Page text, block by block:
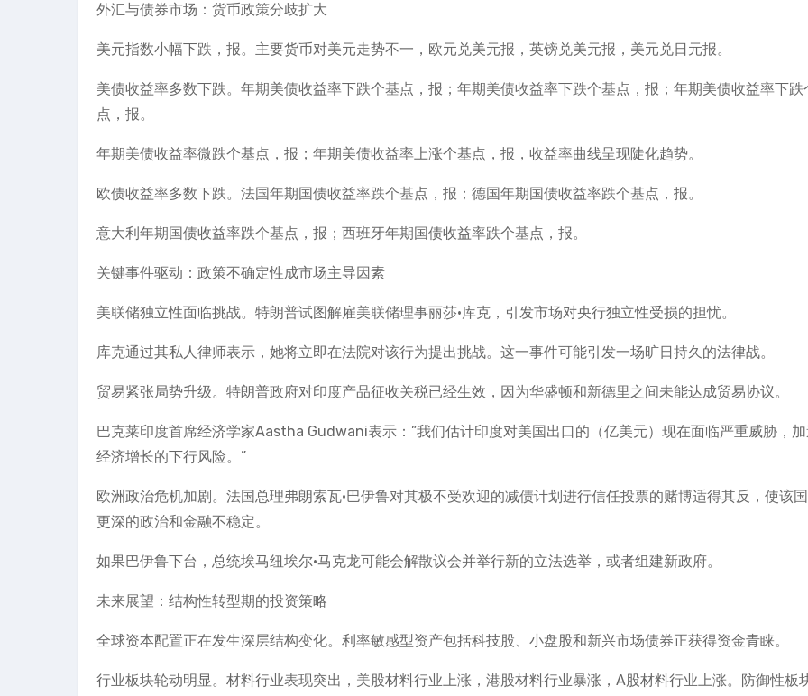
外汇与债券市场：货币政策分歧扩大
美元指数小幅下跌，报。主要货币对美元走势不一，欧元兑美元报，英镑兑美元报，美元兑日元报。
美债收益率多数下跌。年期美债收益率下跌个基点，报；年期美债收益率下跌个基点，报；年期美债收益率下跌
点，报。
年期美债收益率微跌个基点，报；年期美债收益率上涨个基点，报，收益率曲线呈现陡化趋势。
欧债收益率多数下跌。法国年期国债收益率跌个基点，报；德国年期国债收益率跌个基点，报。
意大利年期国债收益率跌个基点，报；西班牙年期国债收益率跌个基点，报。
关键事件驱动：政策不确定性成市场主导因素
美联储独立性面临挑战。特朗普试图解雇美联储理事丽莎·库克，引发市场对央行独立性受损的担忧。
库克通过其私人律师表示，她将立即在法院对该行为提出挑战。这一事件可能引发一场旷日持久的法律战。
贸易紧张局势升级。特朗普政府对印度产品征收关税已经生效，因为华盛顿和新德里之间未能达成贸易协议。
巴克莱印度首席经济学家Aastha Gudwani表示：”我们估计印度对美国出口的（亿美元）现在面临严重威胁，加
经济增长的下行风险。”
欧洲政治危机加剧。法国总理弗朗索瓦·巴伊鲁对其极不受欢迎的减债计划进行信任投票的赌博适得其反，使该
更深的政治和金融不稳定。
如果巴伊鲁下台，总统埃马纽埃尔·马克龙可能会解散议会并举行新的立法选举，或者组建新政府。
未来展望：结构性转型期的投资策略
全球资本配置正在发生深层结构变化。利率敏感型资产包括科技股、小盘股和新兴市场债券正获得资金青睐。
行业板块轮动明显。材料行业表现突出，美股材料行业上涨，港股材料行业暴涨，A股材料行业上涨。防御性板